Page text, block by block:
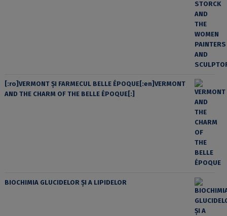
[:ro]VERMONT ȘI FARMECUL BELLE ÉPOQUE[:en]VERMONT
AND THE CHARM OF THE BELLE ÉPOQUE[:]
BIOCHIMIA GLUCIDELOR ȘI A LIPIDELOR